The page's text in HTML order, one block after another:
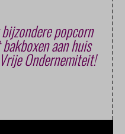
popcorn
aan huis
Ondernemiteit!